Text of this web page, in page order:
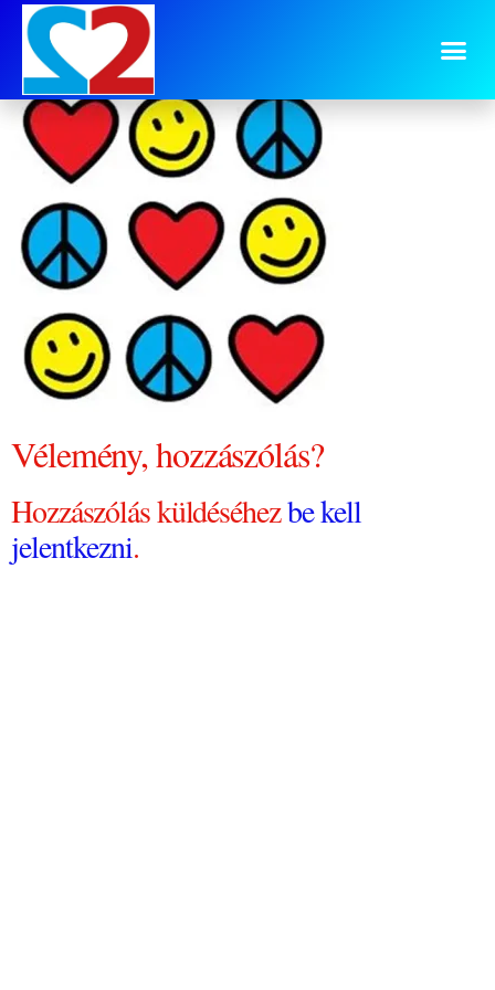
helyes sorrend
Vélemény, hozzászólás?
Hozzászólás küldéséhezbe kell
jelentkezni.